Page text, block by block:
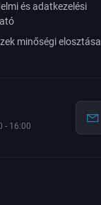
és adatkezelési
minőségi elosztása
- 16:00